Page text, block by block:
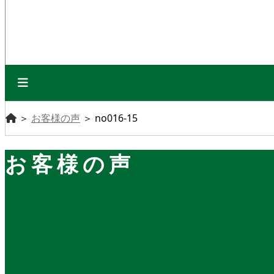
＞ お客様の声 ＞ no016-15
お客様の声